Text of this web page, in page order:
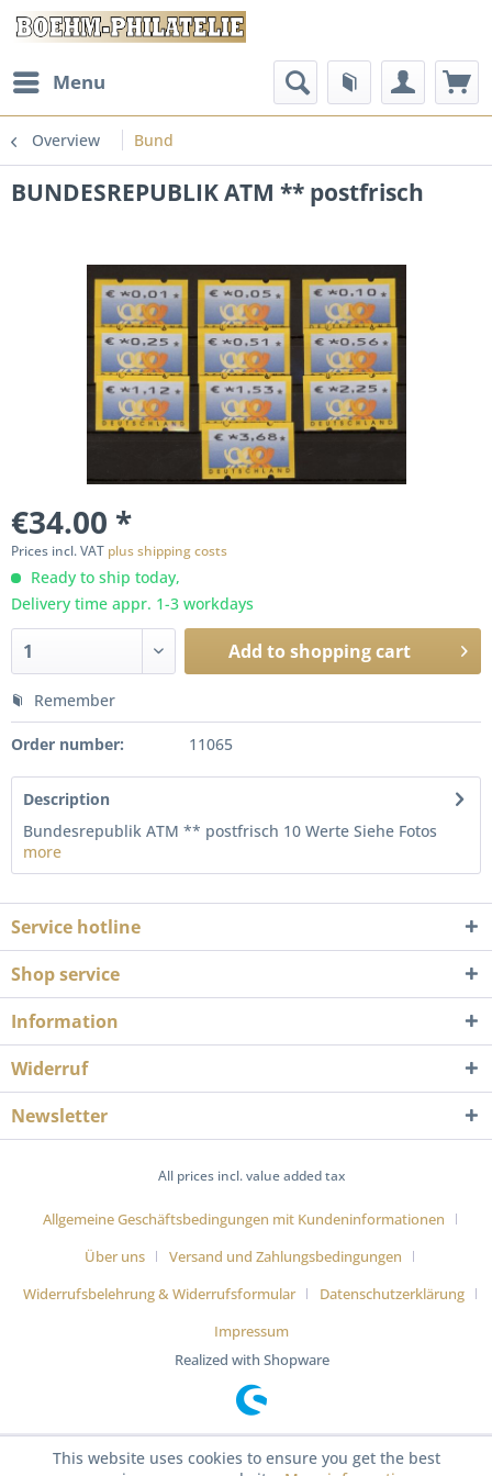
Menu
Overview Bund
BUNDESREPUBLIK ATM ** postfrisch
€34.00 *
Prices incl. VAT plus shipping costs
Ready to ship today,
Delivery time appr. 1-3 workdays
Add toshopping cart
Remember
Order number: 11065
Description
Bundesrepublik ATM ** postfrisch 10 Werte Siehe Fotos
more
Service hotline
Shop service
Information
Widerruf
Newsletter
All prices incl. value added tax
Allgemeine Geschäftsbedingungen mit Kundeninformationen
Über uns
Versand und Zahlungsbedingungen
Widerrufsbelehrung & Widerrufsformular
Datenschutzerklärung
Impressum
Realized with Shopware
This website uses cookies to ensure you get the best